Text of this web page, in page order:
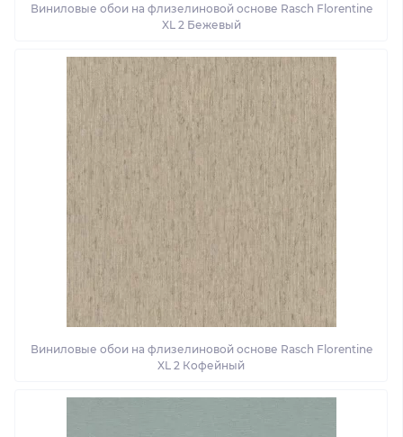
Виниловые обои на флизелиновой основе Rasch Florentine
XL 2 Бежевый
Виниловые обои на флизелиновой основе Rasch Florentine
XL 2 Кофейный